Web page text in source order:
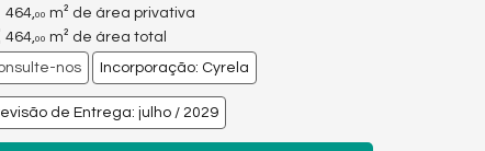
464,00 m² de área privativa
464,00 m² de área total
nos
Incorporação: Cyrela
de Entrega: julho / 2029